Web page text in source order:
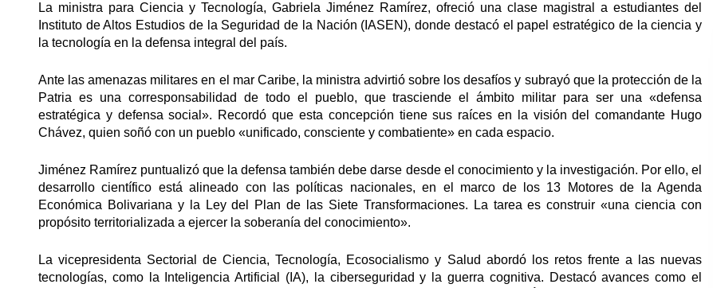
La ministra para Ciencia y Tecnología, Gabriela Jiménez Ramírez, ofreció una clase magistral a estudiantes del
Instituto de Altos Estudios de la Seguridad de la Nación (IASEN), donde destacó el papel estratégico de la ciencia y
la tecnología en la defensa integral del país.
Ante las amenazas militares en el mar Caribe, la ministra advirtió sobre los desafíos y subrayó que la protección de la
Patria es una corresponsabilidad de todo el pueblo, que trasciende el ámbito militar para ser una «defensa
estratégica y defensa social». Recordó que esta concepción tiene sus raíces en la visión del comandante Hugo
Chávez, quien soñó con un pueblo «unificado, consciente y combatiente» en cada espacio.
Jiménez Ramírez puntualizó que la defensa también debe darse desde el conocimiento y la investigación. Por ello, el
desarrollo científico está alineado con las políticas nacionales, en el marco de los 13 Motores de la Agenda
Económica Bolivariana y la Ley del Plan de las Siete Transformaciones. La tarea es construir «una ciencia con
propósito territorializada a ejercer la soberanía del conocimiento».
La vicepresidenta Sectorial de Ciencia, Tecnología, Ecosocialismo y Salud abordó los retos frente a las nuevas
tecnologías, como la Inteligencia Artificial (IA), la ciberseguridad y la guerra cognitiva. Destacó avances como el